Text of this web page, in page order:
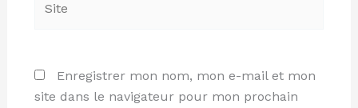
Enregistrer mon nom, mon e-mail et mon
site dans le navigateur pour mon prochain